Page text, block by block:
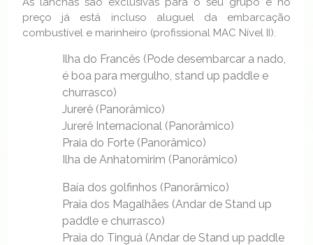
preço já está incluso aluguel da embarcação
combustível e marinheiro (profissional MAC Nível II).
Ilha do Francês (Pode desembarcar a nado,
é boa para mergulho, stand up paddle e
churrasco)
Jurerê (Panorâmico)
Jurerê Internacional (Panorâmico)
Praia do Forte (Panorâmico)
Ilha de Anhatomirim (Panorâmico)
Baía dos golfinhos (Panorâmico)
Praia dos Magalhães (Andar de Stand up
paddle e churrasco)
Praia do Tinguá (Andar de Stand up paddle